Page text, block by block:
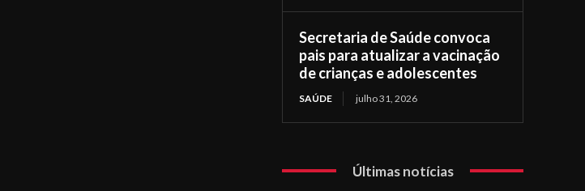
Secretaria de Saúde convoca
pais para atualizar a vacinação
de crianças e adolescentes
SAÚDE julho 31, 2026
Últimas notícias